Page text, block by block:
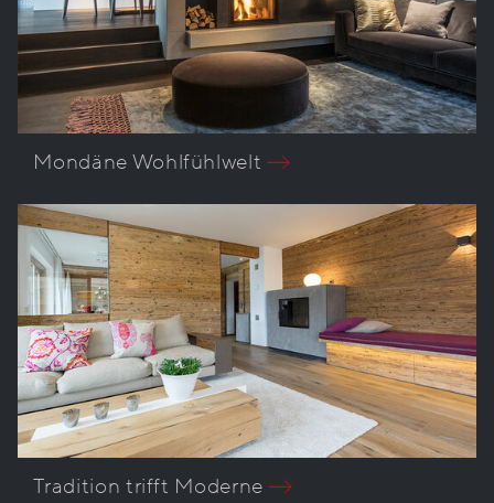
Mondäne Wohlfühlwelt
Tradition trifft Moderne